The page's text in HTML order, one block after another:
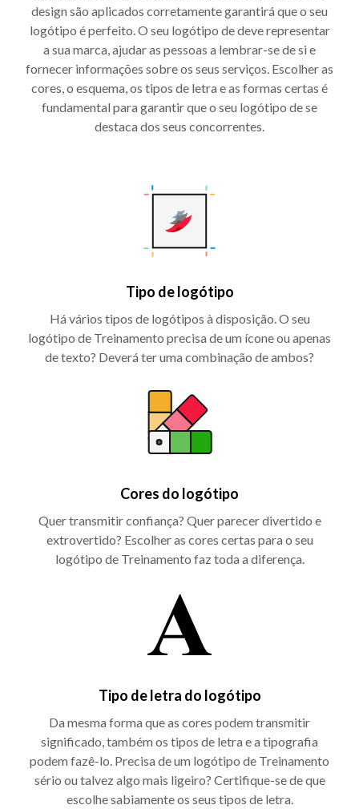
design são aplicados corretamente garantirá que o seu
logótipo é perfeito. O seu logótipo de deve representar
a sua marca, ajudar as pessoas a lembrar-se de si e
fornecer informações sobre os seus serviços. Escolher as
cores, o esquema, os tipos de letra e as formas certas é
fundamental para garantir que o seu logótipo de se
destaca dos seus concorrentes.
Tipo de logótipo
Há vários tipos de logótipos à disposição. O seu
logótipo de Treinamento precisa de um ícone ou apenas
de texto? Deverá ter uma combinação de ambos?
Cores do logótipo
Quer transmitir confiança? Quer parecer divertido e
extrovertido? Escolher as cores certas para o seu
logótipo de Treinamento faz toda a diferença.
Tipo de letra do logótipo
Da mesma forma que as cores podem transmitir
significado, também os tipos de letra e a tipografia
podem fazê-lo. Precisa de um logótipo de Treinamento
sério ou talvez algo mais ligeiro? Certifique-se de que
escolhe sabiamente os seus tipos de letra.